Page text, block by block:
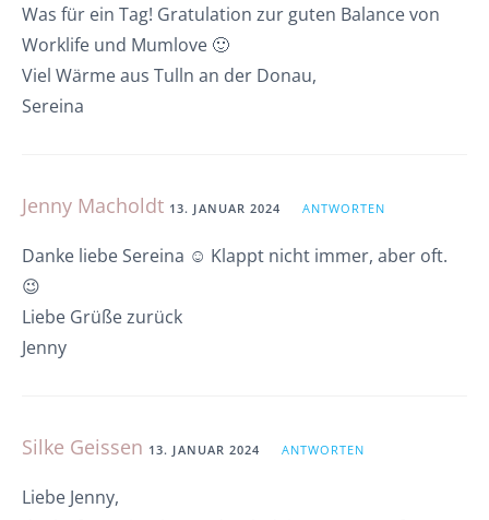
Was für ein Tag! Gratulation zur guten Balance von
Worklife und Mumlove 🙂
Viel Wärme aus Tulln an der Donau,
Sereina
Jenny Macholdt 13. JANUAR 2024 ANTWORTEN
Danke liebe Sereina ☺️ Klappt nicht immer, aber oft.
😉
Liebe Grüße zurück
Jenny
Silke Geissen 13. JANUAR 2024 ANTWORTEN
Liebe Jenny,